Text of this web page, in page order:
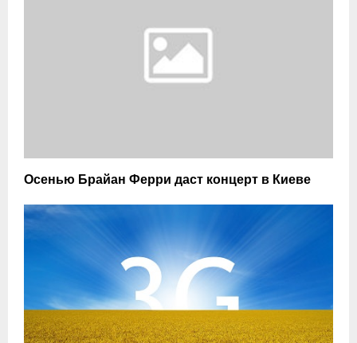
Осенью Брайан Ферри даст концерт в Киеве